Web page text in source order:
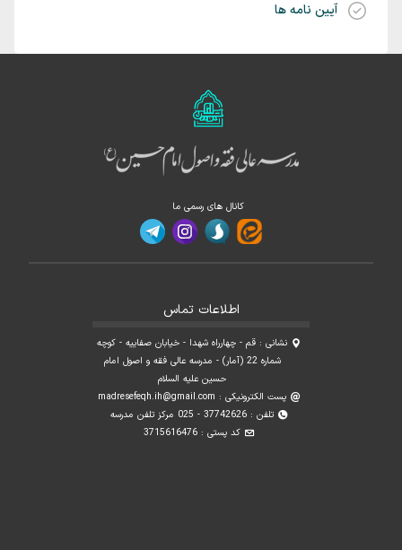
آیین نامه ها
کانال های رسمی ما
اطلاعات تماس
نشانی : قم - چهارراه شهدا - خیابان صفاییه - کوچه
شماره 22 (آمار) - مدرسه عالی فقه و اصول امام
حسین علیه السلام
پست الکترونیکی : madresefeqh.ih@gmail.com
تلفن : 37742626 - 025 مرکز تلفن مدرسه
کد پستی : 3715616476